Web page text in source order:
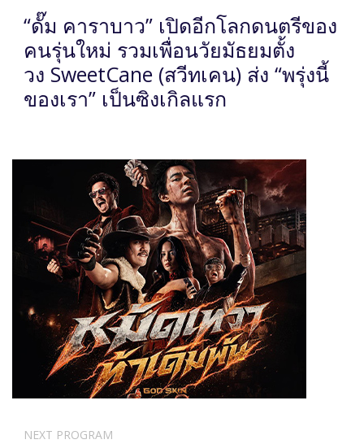
“ดั๊ม คาราบาว” เปิดอีกโลกดนตรีของ
คนรุ่นใหม่ รวมเพื่อนวัยมัธยมตั้ง
วง SweetCane (สวีทเคน) ส่ง “พรุ่งนี้
ของเรา” เป็นซิงเกิลแรก
NEXT PROGRAM